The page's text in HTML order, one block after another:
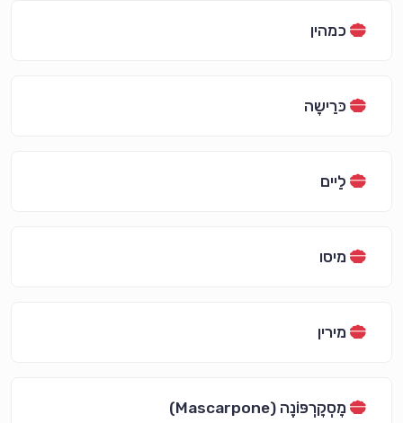
כמהין
כּרֵישָה
לַיים
מיסו
מירין
מָסְקָרְפּוֹנֶה (Mascarpone)